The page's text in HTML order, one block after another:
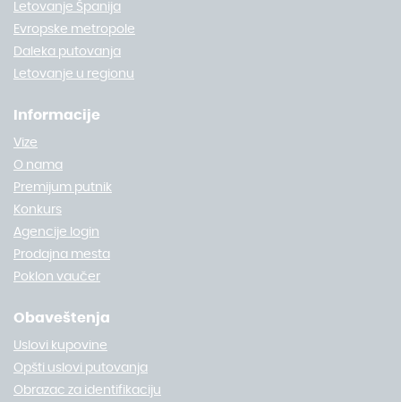
Letovanje Španija
Evropske metropole
Daleka putovanja
Letovanje u regionu
Informacije
Vize
O nama
Premijum putnik
Konkurs
Agencije login
Prodajna mesta
Poklon vaučer
Obaveštenja
Uslovi kupovine
Opšti uslovi putovanja
Obrazac za identifikaciju